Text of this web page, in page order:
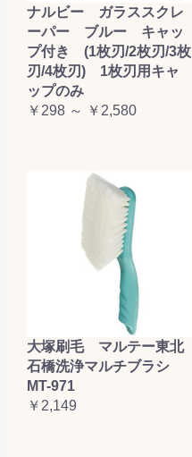
ナルビー ガラススクレ
ーパー ブルー キャッ
プ付き (1枚刃/2枚刃/3枚
刃/4枚刃) 1枚刃用キャ
ップのみ
￥298 ～ ￥2,580
大塚刷毛 マルテー東北
石橋洗浄マルチブラシ
MT-971
￥2,149